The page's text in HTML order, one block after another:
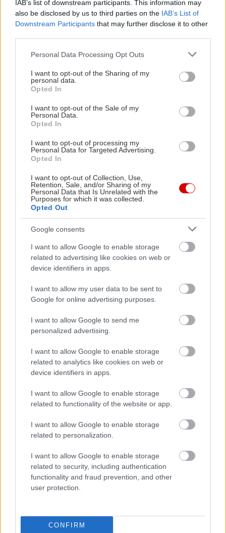
IAB’s list of downstream participants. This information may
also be disclosed by us to third parties on the IAB’s List of
Downstream Participants that may further disclose it to other
Please note that this website/app uses one or more Google
not limited to your visit or usage behaviour. You may click to
grant or deny consent to Google and its third-party tags to
use your data for below specified purposes in below Google
consent section.
Personal Data Processing Opt Outs
I want to opt-out of the Sharing of my
personal data.
Opted In
I want to opt-out of the Sale of my
Personal Data.
Opted In
I want to opt-out of processing my
Personal Data for Targeted Advertising.
Opted In
I want to opt-out of Collection, Use,
Retention, Sale, and/or Sharing of my
Personal Data that Is Unrelated with the
Purposes for which it was collected.
Opted Out
Google consents
I want to allow Google to enable storage
related to advertising like cookies on web or
device identifiers in apps.
I want to allow my user data to be sent to
Google for online advertising purposes.
I want to allow Google to send me
personalized advertising.
I want to allow Google to enable storage
related to analytics like cookies on web or
device identifiers in apps.
I want to allow Google to enable storage
related to functionality of the website or app.
I want to allow Google to enable storage
related to personalization.
I want to allow Google to enable storage
related to security, including authentication
functionality and fraud prevention, and other
user protection.
CONFIRM
Βουλής 7, Σύνταγμα, τηλ: 2103220546
View this post on Instagram
A post shared by Aristokratikon (@aristokratikon)
Το Αριστοκρατικόν δεν γίνεται να λείπει από
καμία λίστα με τα καλύτερα ζαχαροπλαστεία του
αθηναϊκού κέντρου, όπως κι από καμία λίστα που
περιλαμβάνει τα χριστουγεννιάτικα γλυκοψώνια
των γιορτών. Εδώ δοκιμάζουμε «αριστοκρατικούς»
μίνι κουραμπιέδες με έντονη ευωδιά ανθόνερου
και σπασμένο αμυγδαλάκι και δεν δίνουμε ούτε
του παιδιού που περιμένει πίσω μας με το σαλάκι
Τα Γιούλια